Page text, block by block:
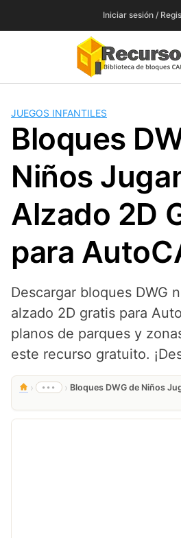
Iniciar sesión /
JUEGOS INFANTILES
Bloques
Niños
Alzado 2D
para
Descargar bloques DWG
alzado 2D gratis para
planos de parques y
este recurso gratuito.
› ••• ›